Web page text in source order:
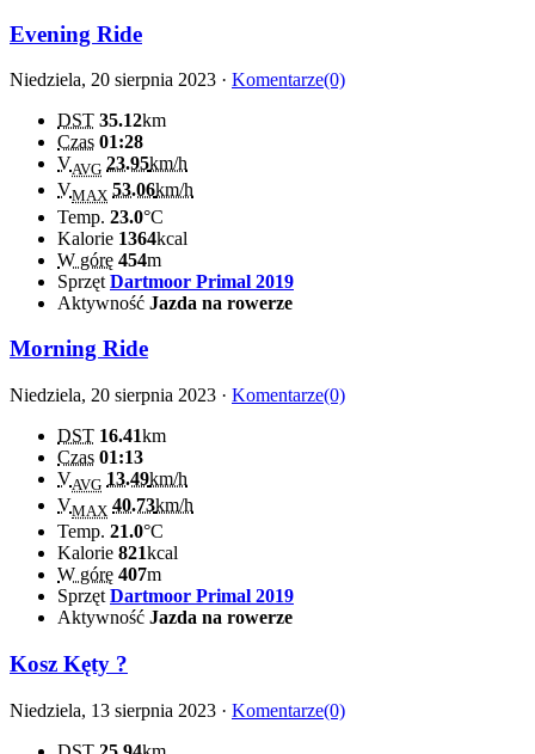
Evening Ride
Niedziela, 20 sierpnia 2023 · Komentarze(0)
DST 35.12km
Czas 01:28
VAVG 23.95km/h
VMAX 53.06km/h
Temp. 23.0°C
Kalorie 1364kcal
W górę 454m
Sprzęt Dartmoor Primal 2019
Aktywność Jazda na rowerze
Morning Ride
Niedziela, 20 sierpnia 2023 · Komentarze(0)
DST 16.41km
Czas 01:13
VAVG 13.49km/h
VMAX 40.73km/h
Temp. 21.0°C
Kalorie 821kcal
W górę 407m
SprzętDartmoor Primal 2019
Aktywność Jazda na rowerze
Kosz Kęty ?
Niedziela, 13 sierpnia 2023 · Komentarze(0)